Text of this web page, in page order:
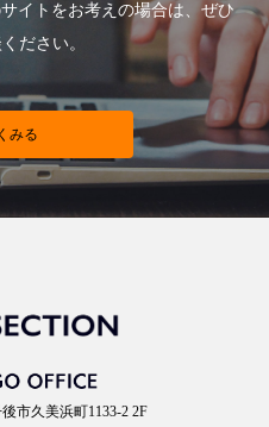
イトをお考えの場合は、ぜひ
ださい。
みる
市久美浜町1133-2 2F